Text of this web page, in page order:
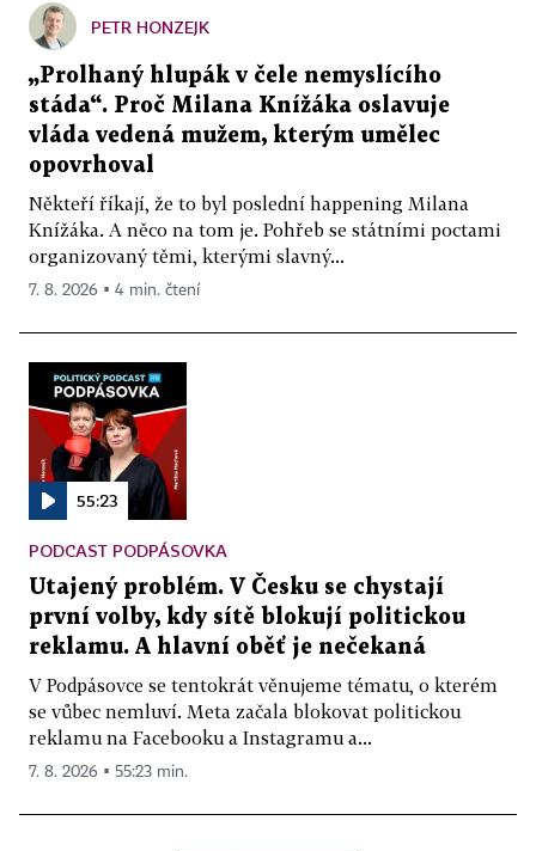
PETR HONZEJK
„Prolhaný hlupák v čele nemyslícího
stáda“. Proč Milana Knížáka oslavuje
vláda vedená mužem, kterým umělec
opovrhoval
Někteří říkají, že to byl poslední happening Milana
Knížáka. A něco na tom je. Pohřeb se státními poctami
organizovaný těmi, kterými slavný...
7. 8. 2026 ▪ 4 min. čtení
55:23
PODCAST PODPÁSOVKA
Utajený problém. V Česku se chystají
první volby, kdy sítě blokují politickou
reklamu. A hlavní oběť je nečekaná
V Podpásovce se tentokrát věnujeme tématu, o kterém
se vůbec nemluví. Meta začala blokovat politickou
reklamu na Facebooku a Instagramu a...
7. 8. 2026 ▪ 55:23 min.